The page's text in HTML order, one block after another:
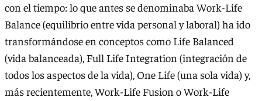
con el tiempo: lo que antes se denominaba Work-Life
Balance (equilibrio entre vida personal y laboral) ha ido
transformándose en conceptos como Life Balanced
(vida balanceada), Full Life Integration (integración de
todos los aspectos de la vida), One Life (una sola vida) y,
más recientemente, Work-Life Fusion o Work-Life